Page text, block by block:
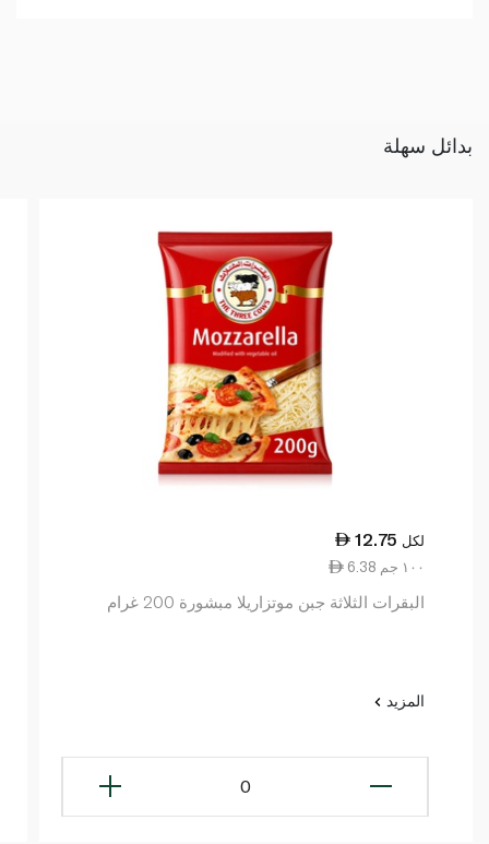
بدائل سهلة
12.75 لكل
6.38 ١٠٠ جم
البقرات الثلاثة جبن موتزاريلا مبشورة 200 غرام
المزيد
0